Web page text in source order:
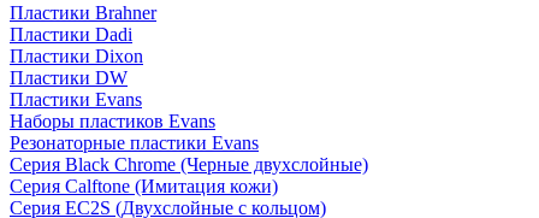
Пластики Brahner
Пластики Dadi
Пластики Dixon
Пластики DW
Пластики Evans
Наборы пластиков Evans
Резонаторные пластики Evans
Серия Black Chrome (Черные двухслойные)
Серия Calftone (Имитация кожи)
Серия EC2S (Двухслойные с кольцом)